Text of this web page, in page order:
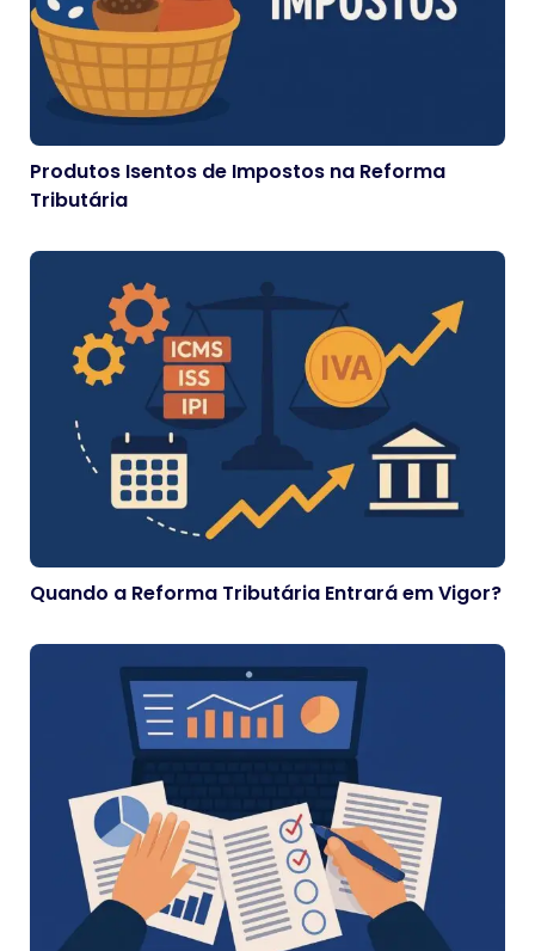
Produtos Isentos de Impostos na Reforma
Tributária
Quando a Reforma Tributária Entrará em Vigor?